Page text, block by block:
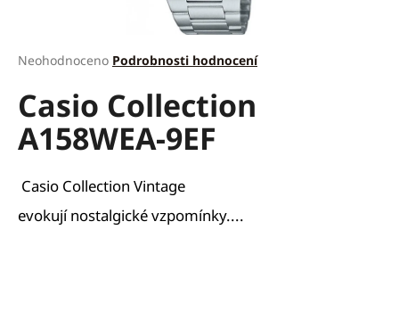
Průměrné
produktu
je
0,0
z
hvězdiček.
Neohodnoceno Podrobnosti hodnocení
Casio Collection
A158WEA-9EF
Casio Collection Vintage
evokují nostalgické vzpomínky....
e
n
a
j
í
?